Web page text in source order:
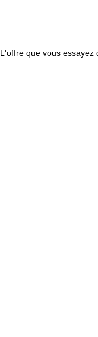
L'offre que vous essayez